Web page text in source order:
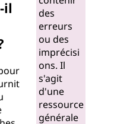
il
des
erreurs
ou des
imprécisi
ons. Il
s'agit
d'une
ressource
générale